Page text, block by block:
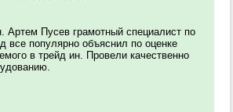
Артем Пусев грамотный специалист по
все популярно объяснил по оценке
в трейд ин. Провели качественно